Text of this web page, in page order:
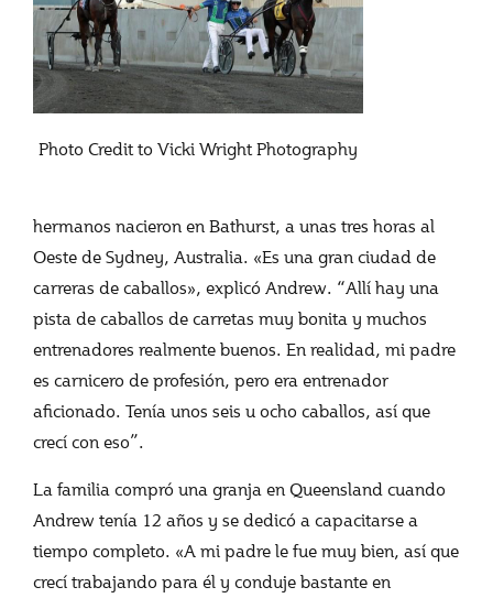
Photo Credit to Vicki Wright Photography
hermanos nacieron en Bathurst, a unas tres horas al
Oeste de Sydney, Australia. «Es una gran ciudad de
carreras de caballos», explicó Andrew. “Allí hay una
pista de caballos de carretas muy bonita y muchos
entrenadores realmente buenos. En realidad, mi padre
es carnicero de profesión, pero era entrenador
aficionado. Tenía unos seis u ocho caballos, así que
crecí con eso”.
La familia compró una granja en Queensland cuando
Andrew tenía 12 años y se dedicó a capacitarse a
tiempo completo. «A mi padre le fue muy bien, así que
crecí trabajando para él y conduje bastante en